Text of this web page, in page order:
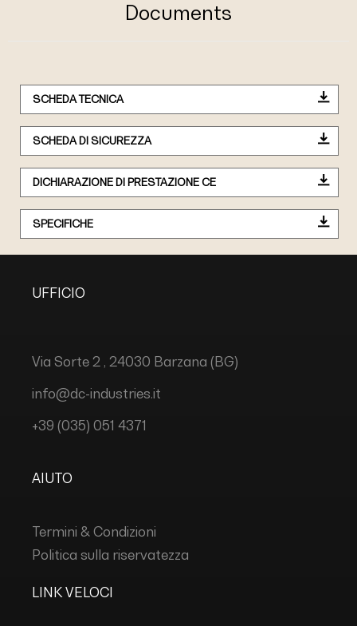
Documents
SCHEDA TECNICA
SCHEDA DI SICUREZZA
DICHIARAZIONE DI PRESTAZIONE CE
SPECIFICHE
UFFICIO
Via Sorte 2 , 24030 Barzana (BG)
info@dc-industries.it
+39 (035) 051 4371
AIUTO
Termini & Condizioni
Politica sulla riservatezza
LINK VELOCI